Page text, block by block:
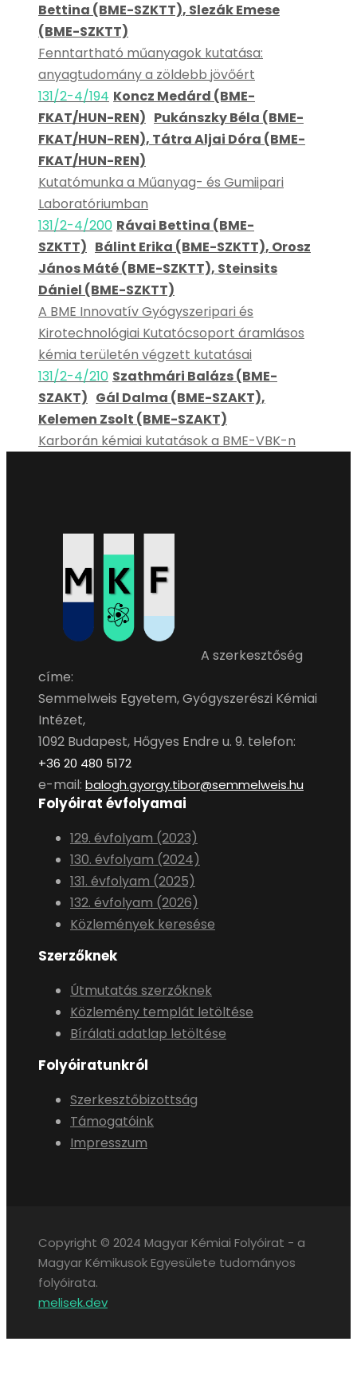
Bettina (BME-SZKTT), Slezák Emese
(BME-SZKTT)
Fenntartható műanyagok kutatása:
anyagtudomány a zöldebb jövőért
131/2-4/194 Koncz Medárd (BME-
FKAT/HUN-REN) Pukánszky Béla (BME-
FKAT/HUN-REN), Tátra Aljai Dóra (BME-
FKAT/HUN-REN)
Kutatómunka a Műanyag- és Gumiipari
Laboratóriumban
131/2-4/200 Rávai Bettina (BME-
SZKTT) Bálint Erika (BME-SZKTT), Orosz
János Máté (BME-SZKTT), Steinsits
Dániel (BME-SZKTT)
A BME Innovatív Gyógyszeripari és
Kirotechnológiai Kutatócsoport áramlásos
kémia területén végzett kutatásai
131/2-4/210 Szathmári Balázs (BME-
SZAKT) Gál Dalma (BME-SZAKT),
Kelemen Zsolt (BME-SZAKT)
Karborán kémiai kutatások a BME-VBK-n
A szerkesztőség
címe:
Semmelweis Egyetem, Gyógyszerészi Kémiai
Intézet,
1092 Budapest, Hőgyes Endre u. 9. telefon:
+36 20 480 5172
e-mail: balogh.gyorgy.tibor@semmelweis.hu
Folyóirat évfolyamai
129. évfolyam (2023)
130. évfolyam (2024)
131. évfolyam (2025)
132. évfolyam (2026)
Közlemények keresése
Szerzőknek
Útmutatás szerzőknek
Közlemény templát letöltése
Bírálati adatlap letöltése
Folyóiratunkról
Szerkesztőbizottság
Támogatóink
Impresszum
Copyright © 2024 Magyar Kémiai Folyóirat - a
Magyar Kémikusok Egyesülete tudományos
folyóirata.
melisek.dev